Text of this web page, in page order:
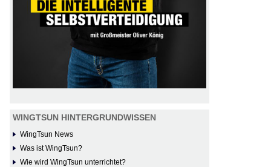
WINGTSUN HINTERGRUNDWISSEN
WingTsun News
Was ist WingTsun?
Wie wird WingTsun unterrichtet?